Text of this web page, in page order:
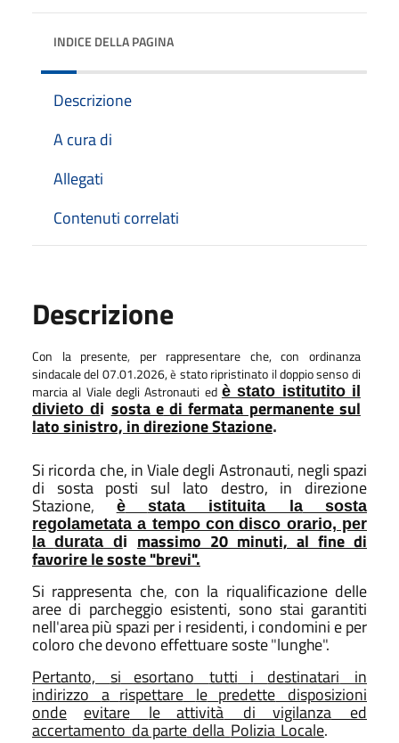
INDICE DELLA PAGINA
Descrizione
A cura di
Allegati
Contenuti correlati
Descrizione
Con la presente, per rappresentare che, con ordinanza
sindacale del 07.01.2026,è stato ripristinato ildoppio senso di
marcia al Viale degli Astronauti ed è stato istitutito il
divieto di sosta e di fermata permanente sul
lato sinistro, in direzione Stazione.
Si ricorda che, in Viale degli Astronauti, negli spazi
di sosta posti sul lato destro, in direzione
Stazione, è stata istituita la
sosta
regolametata a tempo con disco orario, per
la durata di massimo 20 minuti, al fine di
favorire le soste "brevi".
Si rappresenta che, con la riqualificazione delle
aree di parcheggio esistenti, sono stai garantiti
nell'areapiùspaziperi residenti, i condomini eper
coloro chedevono effettuaresoste"lunghe".
Pertanto,
si esortano tutti i destinatari in
indirizzo a rispettare le predette disposizioni
onde evitare le attività di vigilanza ed
accertamento da parte della Polizia Locale.